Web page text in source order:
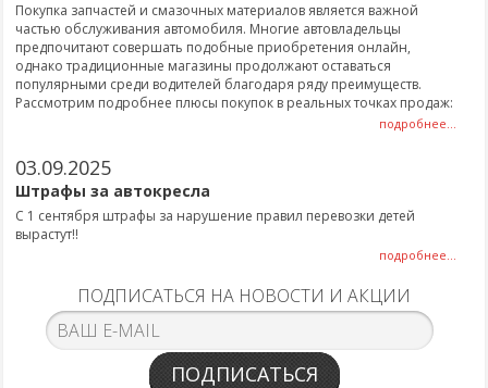
Покупка запчастей и смазочных материалов является важной
частью обслуживания автомобиля. Многие автовладельцы
предпочитают совершать подобные приобретения онлайн,
однако традиционные магазины продолжают оставаться
популярными среди водителей благодаря ряду преимуществ.
Рассмотрим подробнее плюсы покупок в реальных точках продаж:
подробнее...
03.09.2025
Штрафы за автокресла
С 1 сентября штрафы за нарушение правил перевозки детей
вырастут!!
подробнее...
ПОДПИСАТЬСЯ НА НОВОСТИ И АКЦИИ
ПОДПИСАТЬСЯ